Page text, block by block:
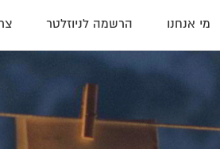
מי אנחנו הרשמה לניוזלטר